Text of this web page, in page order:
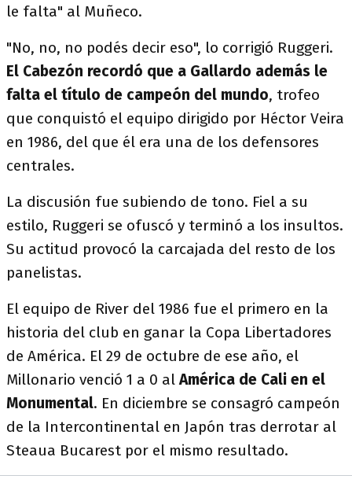
le falta" al Muñeco.
"No, no, no podés decir eso", lo corrigió Ruggeri.
El Cabezón recordó que a Gallardo además le
falta el título de campeón del mundo, trofeo
que conquistó el equipo dirigido por Héctor Veira
en 1986, del que él era una de los defensores
centrales.
La discusión fue subiendo de tono. Fiel a su
estilo, Ruggeri se ofuscó y terminó a los insultos.
Su actitud provocó la carcajada del resto de los
panelistas.
El equipo de River del 1986 fue el primero en la
historia del club en ganar la Copa Libertadores
de América. El 29 de octubre de ese año, el
Millonario venció 1 a 0 alAmérica de Cali en el
Monumental. En diciembre se consagró campeón
de la Intercontinental en Japón tras derrotar al
Steaua Bucarest por el mismo resultado.